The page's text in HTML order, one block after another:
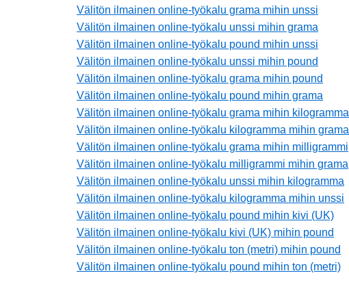
Välitön ilmainen online-työkalu grama mihin unssi
Välitön ilmainen online-työkalu unssi mihin grama
Välitön ilmainen online-työkalu pound mihin unssi
Välitön ilmainen online-työkalu unssi mihin pound
Välitön ilmainen online-työkalu grama mihin pound
Välitön ilmainen online-työkalu pound mihin grama
Välitön ilmainen online-työkalu grama mihin kilogramma
Välitön ilmainen online-työkalu kilogramma mihin grama
Välitön ilmainen online-työkalu grama mihin milligrammi
Välitön ilmainen online-työkalu milligrammi mihin grama
Välitön ilmainen online-työkalu unssi mihin kilogramma
Välitön ilmainen online-työkalu kilogramma mihin unssi
Välitön ilmainen online-työkalu pound mihin kivi (UK)
Välitön ilmainen online-työkalu kivi (UK) mihin pound
Välitön ilmainen online-työkalu ton (metri) mihin pound
Välitön ilmainen online-työkalu pound mihin ton (metri)